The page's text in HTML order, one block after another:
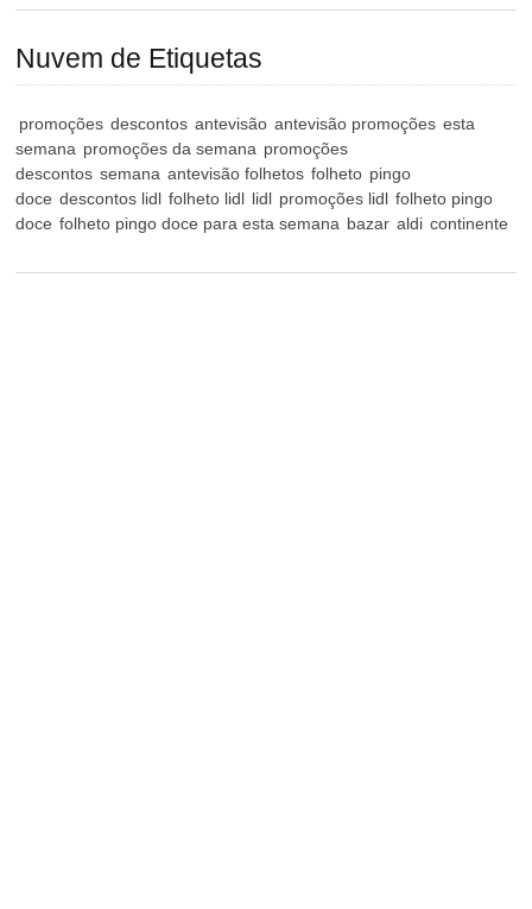
Nuvem de Etiquetas
promoções descontos antevisão antevisão promoções esta
semana promoções da semana promoções
descontos semana antevisão folhetos folheto pingo
doce descontos lidl folheto lidl lidl promoções lidl folheto pingo
doce folheto pingo doce para esta semana bazar aldi continente